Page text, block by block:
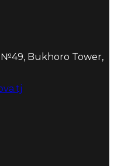
№49, Bukhoro Tower,